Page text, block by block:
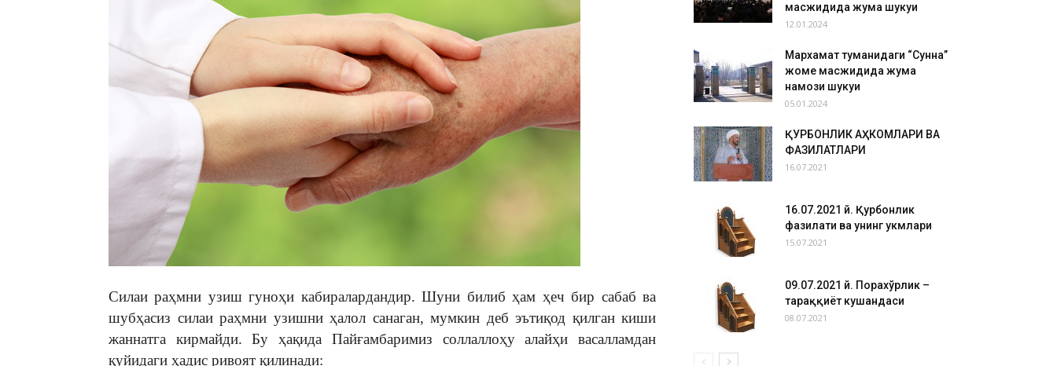
Силаи раҳмни узиш гуноҳи кабиралардандир. Шуни билиб ҳам ҳеч бир сабаб ва
шубҳасиз силаи раҳмни узишни ҳалол санаган, мумкин деб эътиқод қилган киши
жаннатга кирмайди. Бу ҳақида Пайғамбаримиз соллаллоҳу алайҳи васалламдан
қуйидаги ҳадис ривоят қилинади:
масжидида жума шукуҳи
12.01.2024
Мархамат туманидаги “Сунна”
жоме масжидида жума
намози шукуҳи
05.01.2024
ҚУРБОНЛИК АҲКОМЛАРИ ВА
ФАЗИЛАТЛАРИ
16.07.2021
16.07.2021 й. Қурбонлик
фазилати ва унинг ҳукмлари
15.07.2021
09.07.2021 й. Порахўрлик –
тараққиёт кушандаси
08.07.2021